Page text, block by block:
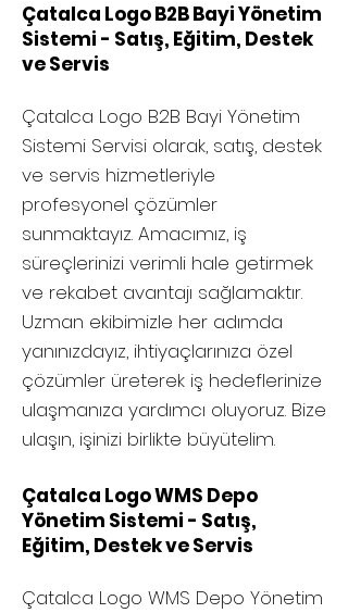
Çatalca Logo B2B Bayi Yönetim
Sistemi - Satış, Eğitim, Destek
ve Servis
Çatalca Logo B2B Bayi Yönetim
Sistemi Servisi olarak, satış, destek
ve servis hizmetleriyle
profesyonel çözümler
sunmaktayız. Amacımız, iş
süreçlerinizi verimli hale getirmek
ve rekabet avantajı sağlamaktır.
Uzman ekibimizle her adımda
yanınızdayız, ihtiyaçlarınıza özel
çözümler üreterek iş hedeflerinize
ulaşmanıza yardımcı oluyoruz. Bize
ulaşın, işinizi birlikte büyütelim.
Çatalca Logo WMS Depo
Yönetim Sistemi - Satış,
Eğitim, Destek ve Servis
Çatalca Logo WMS Depo Yönetim